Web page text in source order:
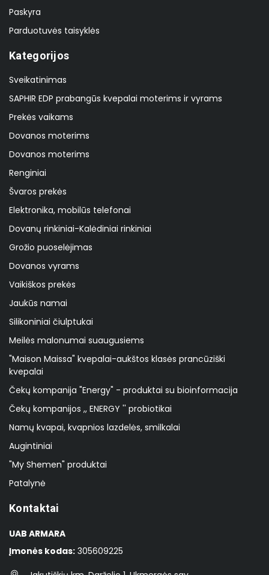
Paskyra
Parduotuvės taisyklės
Kategorijos
Sveikatinimas
SAPHIR EDP prabangūs kvepalai moterims ir vyrams
Prekės vaikams
Dovanos moterims
Dovanos moterims
Renginiai
Švaros prekės
Elektronika, mobilūs telefonai
Dovanų rinkiniai-Kalėdiniai rinkiniai
Grožio puoselėjimas
Dovanos vyrams
Vaikiškos prekės
Jaukūs namai
Silikoniniai čiulptukai
Meilės malonumai suaugusiems
"Maison Maissa" kvepalai-aukštos klasės prancūziški
kvepalai
Čekų kompanija "Energy" - produktai su bioinformacija
Čekų kompanijos ,, ENERGY '' probiotikai
Namų kvapai, kvapnios lazdelės, smilkalai
Augintiniai
"My Shemen" produktai
Patalynė
Kontaktai
UAB ARMARA
Įmonės kodas: 305609225